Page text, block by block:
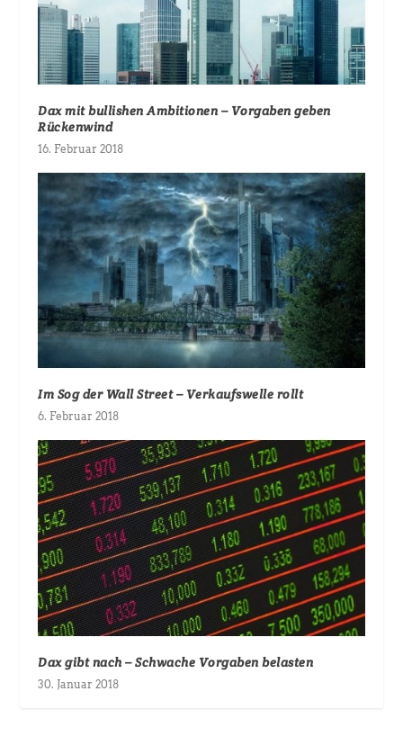
Dax mit bullishen Ambitionen – Vorgaben geben
Rückenwind
16. Februar 2018
Im Sog der Wall Street – Verkaufswelle rollt
6. Februar 2018
Dax gibt nach – Schwache Vorgaben belasten
30. Januar 2018